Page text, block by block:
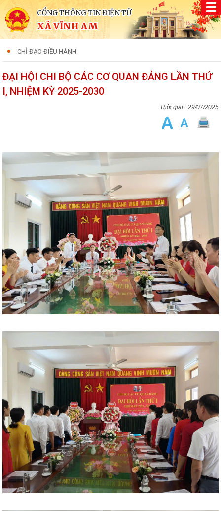
CỔNG THÔNG TIN ĐIỆN TỬ
XÃ VĨNH AM
CHỈ ĐẠO ĐIỀU HÀNH
ĐẠI HỘI CHI BỘ CÁC CƠ QUAN ĐẢNG LẦN THỨ
I, NHIỆM KỲ 2025-2030
29/07/2025